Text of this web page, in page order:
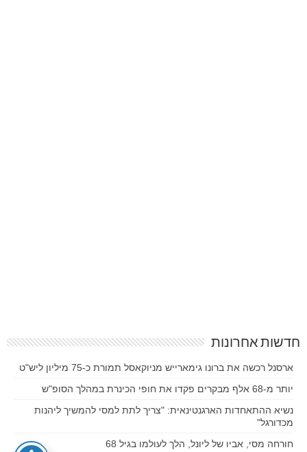
חדשות אחרונות
ארסנל רכשה את ברונו גימארייש מניוקאסל תמורת כ-75 מיליון ליש"ט
יותר מ-68 אלף מבקרים פקדו את חופי הכינרת במהלך הסופ"ש
נשיא ההתאחדות הארגנטינאית: "צריך לתת למסי להמשיך ליהנות
מכדורגל"
חורחה מסי, אביו של ליונל, הלך לעולמו בגיל 68